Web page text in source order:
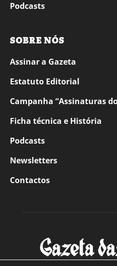
Podcasts
SOBRE NÓS
Assinar a Gazeta
Estatuto Editorial
Campanha “Assinaturas
Ficha técnica e História
Podcasts
Newsletters
Contactos